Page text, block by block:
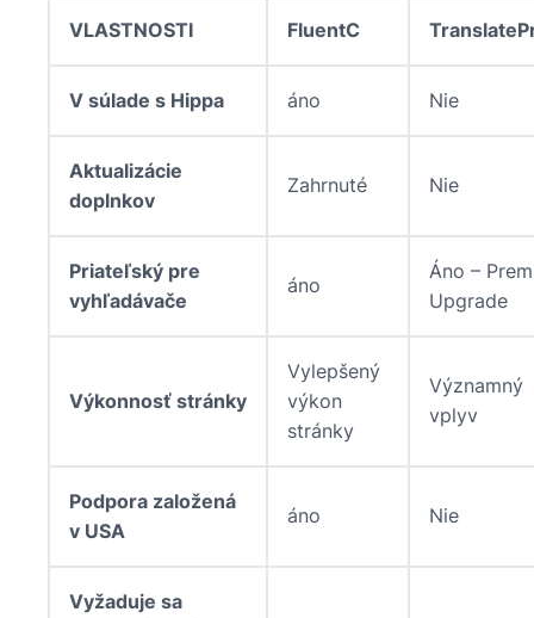
VLASTNOSTI FluentC
V súlade s Hippa áno Nie
Aktualizácie
doplnkov
Zahrnuté Nie
Priateľský pre
vyhľadávače
áno
Áno –
Upgrade
Výkonnosť stránky
Vylepšený
výkon
stránky
Významný
vplyv
Podpora založená
v USA
áno Nie
Vyžaduje sa